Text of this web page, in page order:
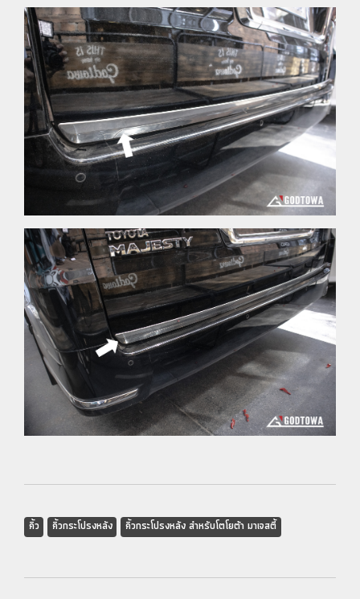
คิ้ว คิ้วกระโปรงหลัง คิ้วกระโปรงหลัง สำหรับโตโยต้า มาเจสตี้